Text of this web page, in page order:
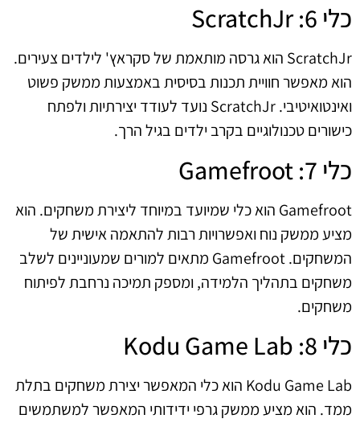
כלי 6: ScratchJr
ScratchJr הוא גרסה מותאמת של סקראץ' לילדים צעירים.
הוא מאפשר חוויית תכנות בסיסית באמצעות ממשק פשוט
ואינטואיטיבי. ScratchJr נועד לעודד יצירתיות ולפתח
כישורים טכנולוגיים בקרב ילדים בגיל הרך.
כלי 7: Gamefroot
Gamefroot הוא כלי שמיועד במיוחד ליצירת משחקים. הוא
מציע ממשק נוח ואפשרויות רבות להתאמה אישית של
המשחקים. Gamefroot מתאים למורים שמעוניינים לשלב
משחקים בתהליך הלמידה, ומספק תמיכה נרחבת לפיתוח
משחקים.
כלי 8: Kodu Game Lab
Kodu Game Lab הוא כלי המאפשר יצירת משחקים בתלת
ממד. הוא מציע ממשק גרפי ידידותי המאפשר למשתמשים